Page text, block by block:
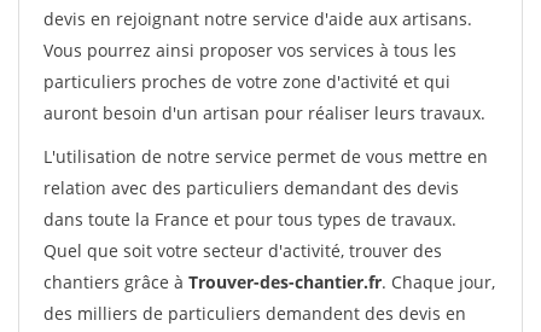
devis en rejoignant notre service d'aide aux artisans.
Vous pourrez ainsi proposer vos services à tous les
particuliers proches de votre zone d'activité et qui
auront besoin d'un artisan pour réaliser leurs travaux.
L'utilisation de notre service permet de vous mettre en
relation avec des particuliers demandant des devis
dans toute la France et pour tous types de travaux.
Quel que soit votre secteur d'activité, trouver des
chantiers grâce à Trouver-des-chantier.fr. Chaque jour,
des milliers de particuliers demandent des devis en